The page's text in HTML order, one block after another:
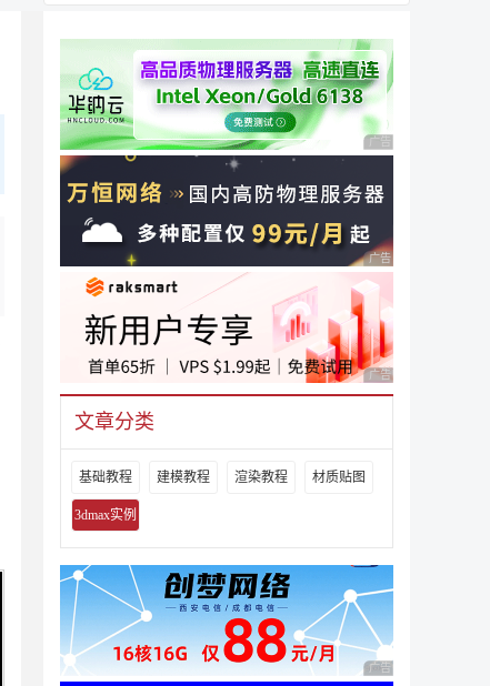
广告 商业广告，理性
广告 商业广告，理性
广告 商业广告，理性
文章分类
基础教程 建模教程 渲染教程 材质贴图
3dmax实例
广告 商业广告，理性